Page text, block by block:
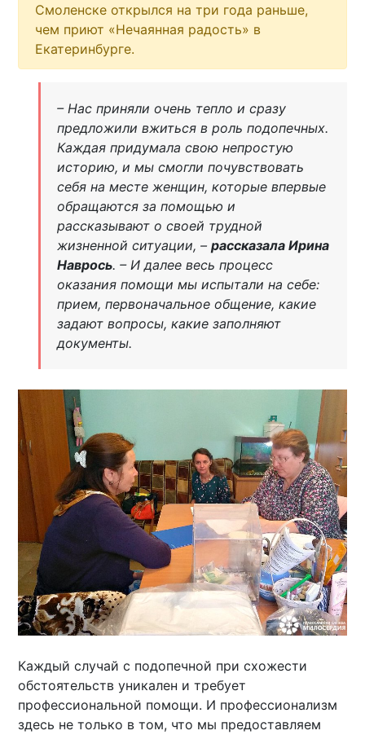
Смоленске открылся на три года раньше,
чем приют «Нечаянная радость» в
Екатеринбурге.
– Нас приняли очень тепло и сразу
предложили вжиться в роль подопечных.
Каждая придумала свою непростую
историю, и мы смогли почувствовать
себя на месте женщин, которые впервые
обращаются за помощью и
рассказывают о своей трудной
жизненной ситуации, – рассказала Ирина
Наврось. – И далее весь процесс
оказания помощи мы испытали на себе:
прием, первоначальное общение, какие
задают вопросы, какие заполняют
документы.
Каждый случай с подопечной при схожести
обстоятельств уникален и требует
профессиональной помощи. И профессионализм
здесь не только в том, что мы предоставляем